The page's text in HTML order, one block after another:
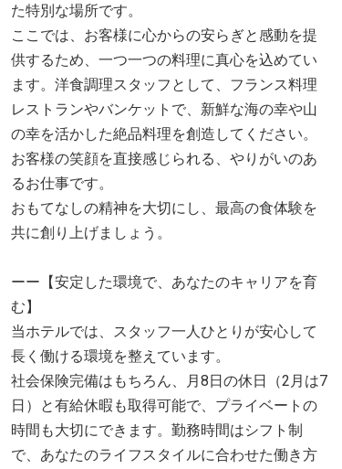
た特別な場所です。
ここでは、お客様に心からの安らぎと感動を提
供するため、一つ一つの料理に真心を込めてい
ます。洋食調理スタッフとして、フランス料理
レストランやバンケットで、新鮮な海の幸や山
の幸を活かした絶品料理を創造してください。
お客様の笑顔を直接感じられる、やりがいのあ
るお仕事です。
おもてなしの精神を大切にし、最高の食体験を
共に創り上げましょう。
ーー【安定した環境で、あなたのキャリアを育
む】
当ホテルでは、スタッフ一人ひとりが安心して
長く働ける環境を整えています。
社会保険完備はもちろん、月8日の休日（2月は7
日）と有給休暇も取得可能で、プライベートの
時間も大切にできます。勤務時間はシフト制
で、あなたのライフスタイルに合わせた働き方